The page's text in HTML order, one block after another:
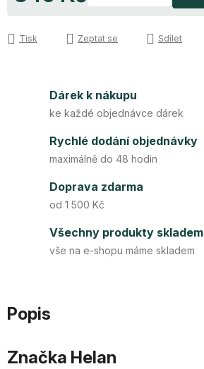
Tisk Zeptat se Sdílet
Dárek k nákupu
ke každé objednávce dárek
Rychlé dodání objednávky
maximálně do 48 hodin
Doprava zdarma
od 1 500 Kč
Všechny produkty skladem
vše na e-shopu máme skladem
Popis
Značka Helan